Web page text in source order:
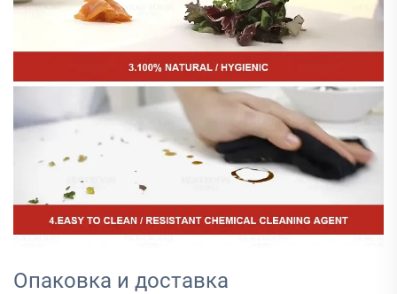
Опаковка и доставка